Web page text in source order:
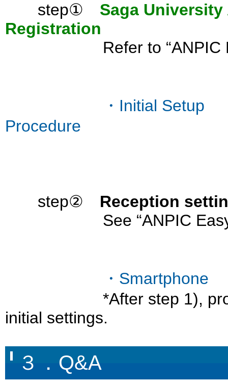
step① Saga University
Registration
Refer to “ANPIC
・Initial Setup
Procedure
step② Reception
See “ANPIC Easy
・Smartphone
*After step 1), proceed
initial settings.
３．Q&A